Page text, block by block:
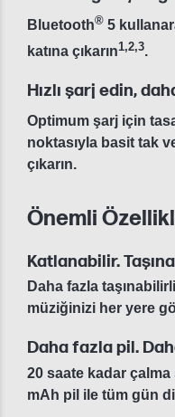
Bluetooth® 5
katına çıkarın1,2,3.
Hızlı şarj edin,
Optimum şarj için
noktasıyla basit tak
çıkarın.
Önemli
Katlanabilir.
Daha fazla
müziğinizi her yere
Daha fazla pil.
20 saate kadar
mAh pil ile tüm gün